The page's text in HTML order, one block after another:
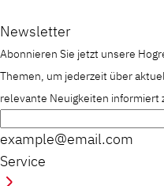
Newsletter
Abonnieren Sie jetzt unsere
Themen, um jederzeit über
relevante Neuigkeiten informiert
example@email.com
Service